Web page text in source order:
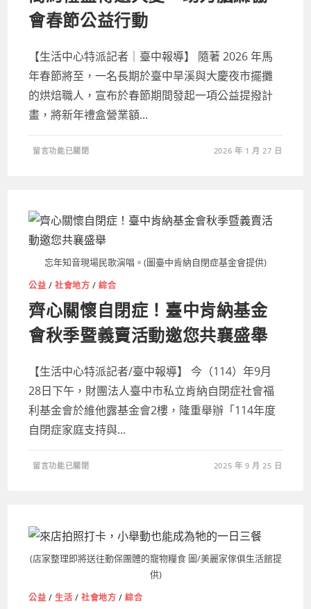
府
補
助」
講
座，
助
中
小
企
業
掌
申
會春節公益行動
【生活中心特派記者｜臺中報導】 隨著 2026 年馬
年春節將至，一名長期於臺中旱溪與大慶夜市擺攤
的烘焙職人，宣布於春節期間發起一項公益提撥計
畫，將新年禮盒營業額...
在
大
愛，
助
力
腦
春
公
益
行
動〉
中
留言功能已關閉 2026 年 1 月 27 日
忘年知音現場民歌演唱。(圖臺中肯納自閉症基金會提供)
公益 /社會地方 /綜合
齊心關懷自閉症！臺中肯納基金
會秋季暨義賣活動邀您共襄盛舉
【生活中心特派記者/臺中報導】 今（114）年9月
28日下午，財團法人臺中市私立肯納自閉症社會福
利基金會於維他露基金會2樓，隆重舉辦「114年度
自閉症家庭支持與...
在
〈齊
症！
臺
肯
納
會
秋
留言功能已關閉 2025 年 9 月 25 日
(店家整理即將送往動保團體的寵物糧食 圖/美麗家傢俱生活館提
供)
公益 /生活 /社會地方 /綜合